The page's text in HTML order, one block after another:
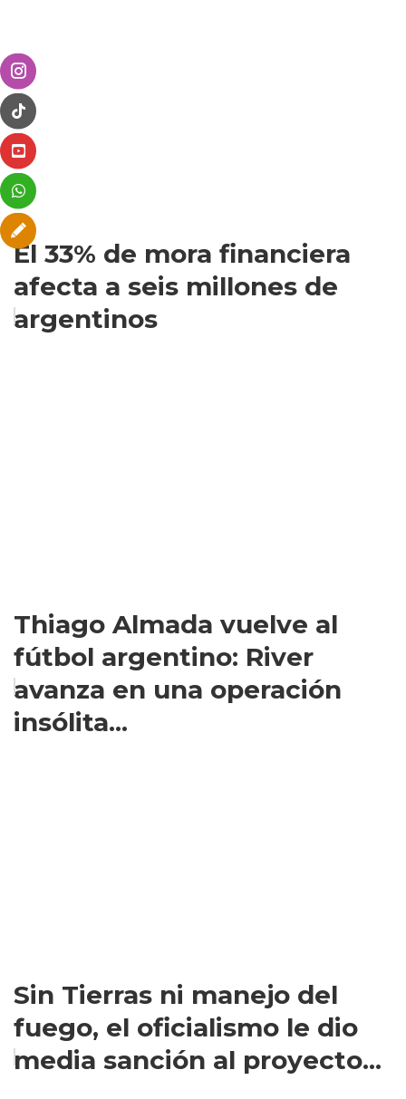
El 33% de mora financiera
afecta a seis millones de
argentinos
Thiago Almada vuelve al
fútbol argentino: River
avanza en una operación
insólita...
Sin Tierras ni manejo del
fuego, el oficialismo le dio
media sanción al proyecto...